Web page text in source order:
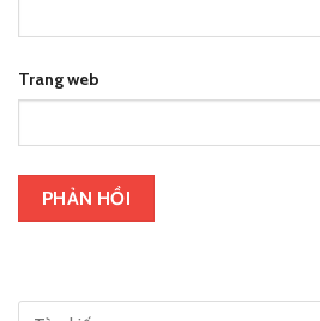
Trang web